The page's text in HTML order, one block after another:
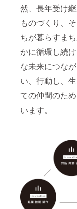
然、長年受け
ものづくり、
ちが暮らすま
かに循環し続
な未来につな
い、行動し、
ての仲間のた
います。